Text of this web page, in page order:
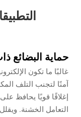
حماية البضائع
غالبًا ما تكون
آمنًا لتجنب التلف
إغلاقًا قويًا يحافظ
التعامل الخشنة.